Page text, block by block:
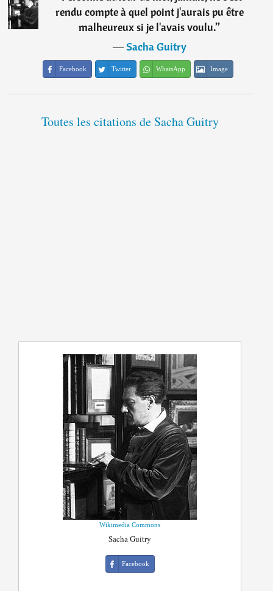
rendu compte à quel point j'aurais pu être
malheureux si je l'avais voulu.”
―Sacha Guitry
Facebook Twitter WhatsApp Image
Toutes les citations de Sacha Guitry
Wikimedia Commons
Sacha Guitry
Facebook